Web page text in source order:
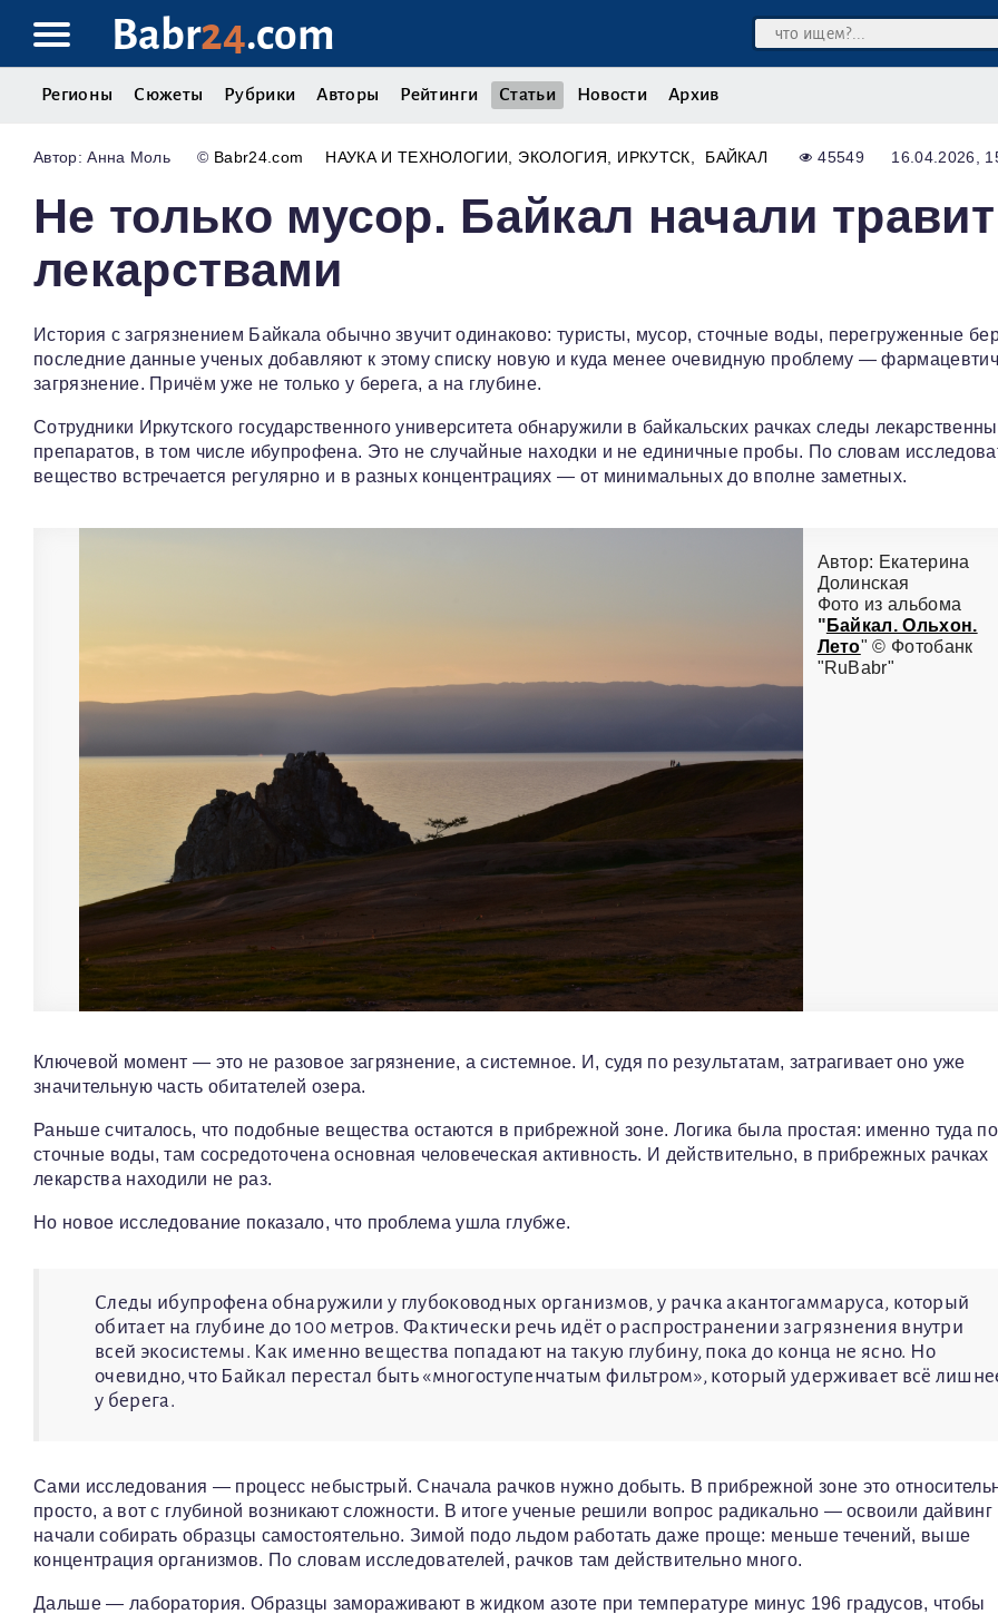
Babr24.com
Регионы Сюжеты Рубрики Авторы Рейтинги Статьи Новости Архив
Анна Моль © Babr24.com НАУКА И ТЕХНОЛОГИИ ЭКОЛОГИЯ ИРКУТСК БАЙКАЛ 45549 16.04.2026,
Не только мусор. Байкал начали
лекарствами
История с загрязнением Байкала обычно звучит одинаково: туристы, мусор, сточные воды, перегруженные
последние данные ученых добавляют к этому списку новую и куда менее очевидную проблему —
загрязнение. Причём уже не только у берега, а на глубине.
Сотрудники Иркутского государственного университета обнаружили в байкальских рачках следы
препаратов, в том числе ибупрофена. Это не случайные находки и не единичные пробы. По словам
вещество встречается регулярно и в разных концентрациях — от минимальных до вполне заметных.
Автор: Екатерина
Долинская
Фото из альбома
" Байкал. Ольхон.
Лето" © Фотобанк
"RuBabr"
Ключевой момент — это не разовое загрязнение, а системное. И, судя по результатам, затрагивает оно уже
значительную часть обитателей озера.
Раньше считалось, что подобные вещества остаются в прибрежной зоне. Логика была простая: именно туда
сточные воды, там сосредоточена основная человеческая активность. И действительно, в прибрежных рачках
лекарства находили не раз.
Но новое исследование показало, что проблема ушла глубже.
Следы ибупрофена обнаружили у глубоководных организмов, у рачка акантогаммаруса, который
обитает на глубине до 100 метров. Фактически речь идёт о распространении загрязнения внутри
всей экосистемы. Как именно вещества попадают на такую глубину, пока до конца не ясно. Но
очевидно, что Байкал перестал быть «многоступенчатым фильтром», который удерживает всё
у берега.
Сами исследования — процесс небыстрый. Сначала рачков нужно добыть. В прибрежной зоне это
просто, а вот с глубиной возникают сложности. В итоге ученые решили вопрос радикально — освоили дайвинг
начали собирать образцы самостоятельно. Зимой подо льдом работать даже проще: меньше течений, выше
концентрация организмов. По словам исследователей, рачков там действительно много.
Дальше — лаборатория. Образцы замораживают в жидком азоте при температуре минус 196 градусов, чтобы